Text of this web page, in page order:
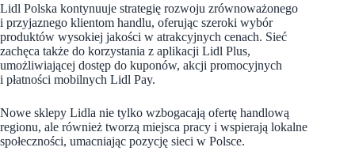
Lidl Polska kontynuuje strategię rozwoju zrównoważonego
i przyjaznego klientom handlu, oferując szeroki wybór
produktów wysokiej jakości w atrakcyjnych cenach. Sieć
zachęca także do korzystania z aplikacji Lidl Plus,
umożliwiającej dostęp do kuponów, akcji promocyjnych
i płatności mobilnych Lidl Pay.
Nowe sklepy Lidla nie tylko wzbogacają ofertę handlową
regionu, ale również tworzą miejsca pracy i wspierają lokalne
społeczności, umacniając pozycję sieci w Polsce.